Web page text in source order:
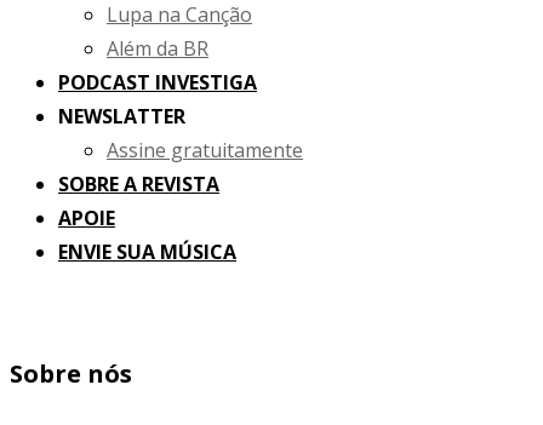
Lupa na Canção
Além da BR
PODCAST INVESTIGA
NEWSLATTER
Assine gratuitamente
SOBRE A REVISTA
APOIE
ENVIE SUA MÚSICA
Sobre nós